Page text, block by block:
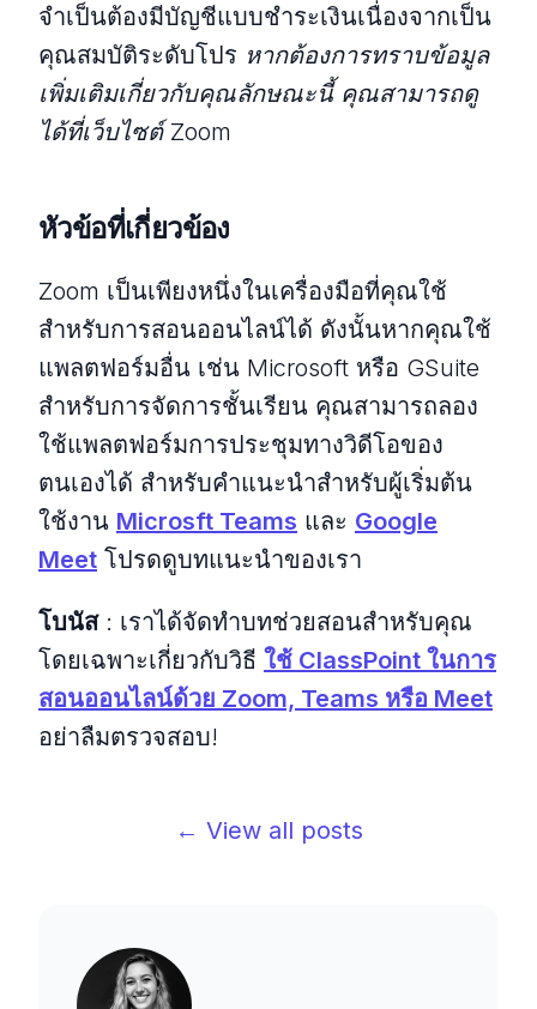
จำเป็นต้องมีบัญชีแบบชำระเงินเนื่องจากเป็น
คุณสมบัติระดับโปร หากต้องการทราบข้อมูล
เพิ่มเติมเกี่ยวกับคุณลักษณะนี้ คุณสามารถดู
ได้ที่เว็บไซต์ Zoom
หัวข้อที่เกี่ยวข้อง
Zoom เป็นเพียงหนึ่งในเครื่องมือที่คุณใช้
สำหรับการสอนออนไลน์ได้ ดังนั้นหากคุณใช้
แพลตฟอร์มอื่น เช่น Microsoft หรือ GSuite
สำหรับการจัดการชั้นเรียน คุณสามารถลอง
ใช้แพลตฟอร์มการประชุมทางวิดีโอของ
ตนเองได้ สำหรับคำแนะนำสำหรับผู้เริ่มต้น
ใช้งาน Microsft Teams และ Google
Meet โปรดดูบทแนะนำของเรา
โบนัส: เราได้จัดทำบทช่วยสอนสำหรับคุณ
โดยเฉพาะเกี่ยวกับวิธี ใช้ ClassPoint ในการ
สอนออนไลน์ด้วย Zoom, Teams หรือ Meet
อย่าลืมตรวจสอบ!
← View all posts